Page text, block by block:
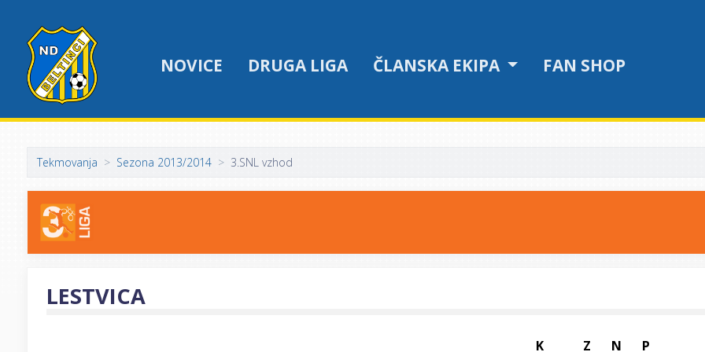
NOVICE DRUGA LIGA ČLANSKA EKIPA FAN SHOP
Tekmovanja Sezona 2013/2014 3.SNL vzhod
LESTVICA
K Z N P